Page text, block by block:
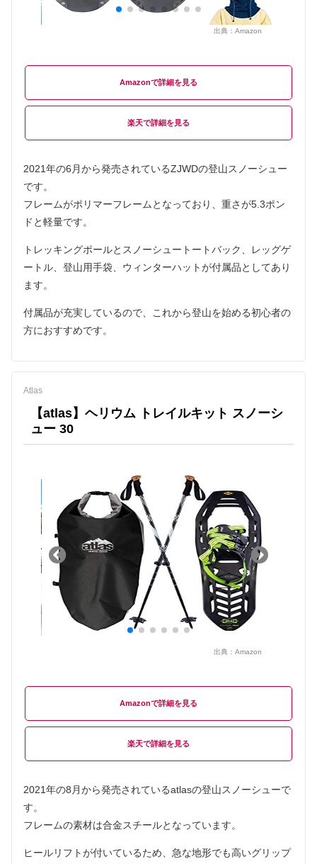
出典： Amazon
Amazon
楽天
2021年の6月から発売されているZJWDの登山スノーシュー
です。
フレームがポリマーフレームとなっており、重さが5.3ポン
ドと軽量です。
トレッキングポールとスノーシュートートバック、レッグゲ
ートル、登山用手袋、ウィンターハットが付属品としてあり
ます。
付属品が充実しているので、これから登山を始める初心者の
方におすすめです。
Atlas
【atlas】ヘリウム トレイルキット スノーシ
ュー 30
出典： Amazon
Amazon
楽天
2021年の8月から発売されているatlasの登山スノーシューで
す。
フレームの素材は合金スチールとなっています。
ヒールリフトが付いているため、急な地形でも高いグリップ